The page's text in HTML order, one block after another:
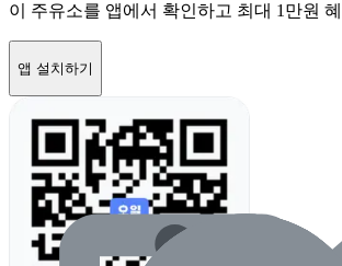
이 주유소를 앱에서 확인하고 최대 1만원
앱 설치하기